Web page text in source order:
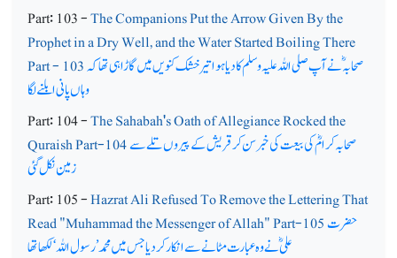
Part: 103 -The Companions Put the Arrow Given By the
Prophet in a Dry Well, and the Water Started Boiling There
Part - 103صحابہؓ نے آپ صلی اللہ علیہ وسلم کا دیا ہوا تیر خشک کنویں میں گاڑاہی تھا کہ
وہاں پانی ابلنے لگا
Part: 104 -The Sahabah's Oath of Allegiance Rocked the
Quraish Part-104صحابہ کرامؓ کی بیعت کی خبر سن کر قریش کے پیروں تلے سے
زمین نکل گئی
Part: 105 -Hazrat Ali Refused To Remove the Lettering That
Read "Muhammad the Messenger of Allah" Part-105حضرت
علیؓ نے وہ عبارت مٹانے سے انکار کردیا جس میں محمد’رسول اللہ‘ لکھا تھا